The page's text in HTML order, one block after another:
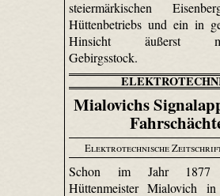
steiermärkischen
Hütten­betriebs und ein in
Hinsicht äußerst
Gebirgsstock.
Mialovichs
Elektrotechnische
Schon im Jahr 1877
Hüttenmeister Mialovich